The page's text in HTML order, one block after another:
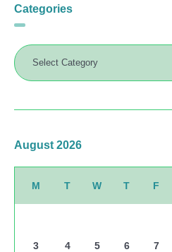
Categories
August 2026
M T W T F
3 4 5 6 7